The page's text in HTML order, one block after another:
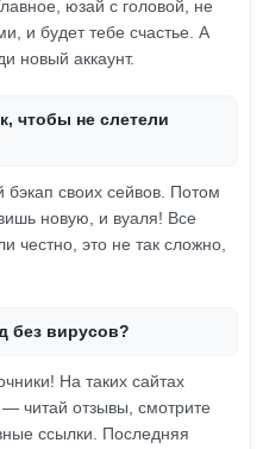
юзай с головой, не
и будет тебе счастье. А
новый аккаунт.
чтобы не слетели
своих сейвов. Потом
новую, и вуаля! Все
честно, это не так сложно,
без вирусов?
На таких сайтах
читай отзывы, смотрите
ссылки. Последняя